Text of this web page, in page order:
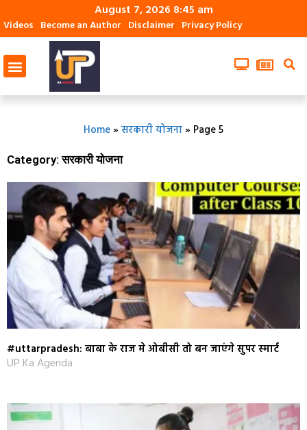
August 7, 2026 8:45 am
Videos Become an Author Disclaimer Privacy Policy
Home» सरकारी योजना» Page 5
Category: सरकारी योजना
#uttarpradesh: बाबा के राज मे ओबीसी तो बन जाएंगे सुपर स्‍मार्ट
UP Ka Agenda